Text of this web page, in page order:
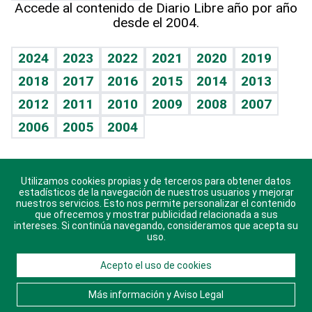
Vida y familia
Eñe
Celebrando la vida
Sin complejos
En pocas palabras
Escuchando al corazón
Economía Personal
TBT Deportivo
Guía del dinero
Horóscopos
Crucigramas
Accede al contenido de Diario Libre año por año
desde el 2004.
2024 2023 2022 2021 2020
2019
2018
2017 2016 2015 2014
2013
2012
2011 2010 2009 2008
2007
2006
2005 2004
Descarga nuestras aplicaciones para Android, iOS y
sistema Huawei.
© 2021 Diario Libre, todos los derechos reservados.
Consulta elAviso Legal. Ponte en Contacto
nosotros y conoce más sobre Diario Libre
Utilizamos cookies propias y de terceros para obtener datos
estadísticos de la navegación de nuestros usuarios y mejorar
nuestros servicios. Esto nos permite personalizar el contenido
que ofrecemos y mostrar publicidad relacionada a sus
intereses. Si continúa navegando, consideramos que acepta su
uso.
Acepto el uso de cookies
Más información y Aviso Legal